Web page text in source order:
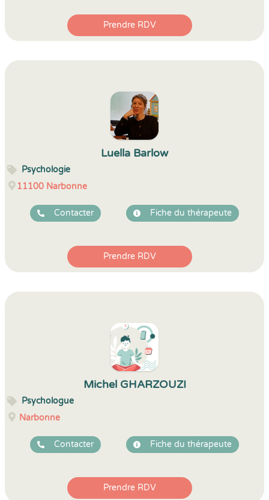
Prendre RDV
Luella Barlow
Psychologie
11100 Narbonne
Contacter Fiche du thérapeute
Prendre RDV
Michel GHARZOUZI
Psychologue
Narbonne
Contacter Fiche du thérapeute
Prendre RDV